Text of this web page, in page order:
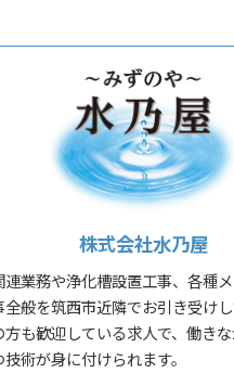
株式会社水乃屋
連業務や浄化槽設置工事、各種
全般を筑西市近隣でお引き受け
方も歓迎している求人で、働き
術が身に付けられます。